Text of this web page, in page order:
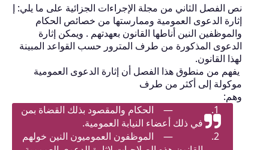
نص الفصل الثاني من مجلة الإجراءات الجزائية على ما يلي: إ
إثارة الدعوى العمومية وممارستها من خصائص الحكام
والموظفين النين أناطها القانون بعهدتهم . ويمكن إثارة
الدعوى المذكورة من طرف المترور حسب القواعد المبينة
لهذا القانون.
يفهم من منطوق هذا الفصل أن إثارة الدعوى العمومية
موكولة إلى أكثر من طرف
وهم:
—
الحكام والمقصود بذلك القضاة بمن
في ذلك أعضاء النيابة العمومية.
—
الموظفون العموميون النين خولهم